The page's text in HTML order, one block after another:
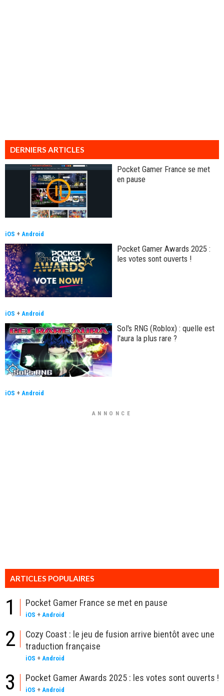
DERNIERS ARTICLES
Pocket Gamer France se met
en pause
iOS + Android
Pocket Gamer Awards 2025 :
les votes sont ouverts !
iOS + Android
Sol's RNG (Roblox) : quelle est
l'aura la plus rare ?
iOS + Android
ANNONCE
ARTICLES POPULAIRES
1 Pocket Gamer France se met en pause
iOS + Android
2
Cozy Coast : le jeu de fusion arrive bientôt avec une
traduction française
iOS + Android
3 Pocket Gamer Awards 2025 : les votes sont ouverts !
iOS + Android